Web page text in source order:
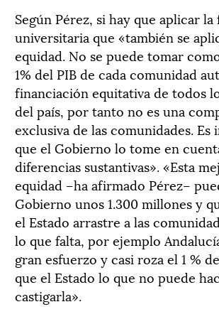
Según Pérez, si hay que aplicar
universitaria que «también se
equidad. No se puede tomar
1% del PIB de cada comunidad
financiación equitativa de todos
del país, por tanto no es una
exclusiva de las comunidades. Es
que el Gobierno lo tome en
diferencias sustantivas». «Esta
equidad –ha afirmado Pérez–
Gobierno unos 1.300 millones y
el Estado arrastre a las
lo que falta, por ejemplo
gran esfuerzo y casi roza el 1 %
que el Estado lo que no puede
castigarla».